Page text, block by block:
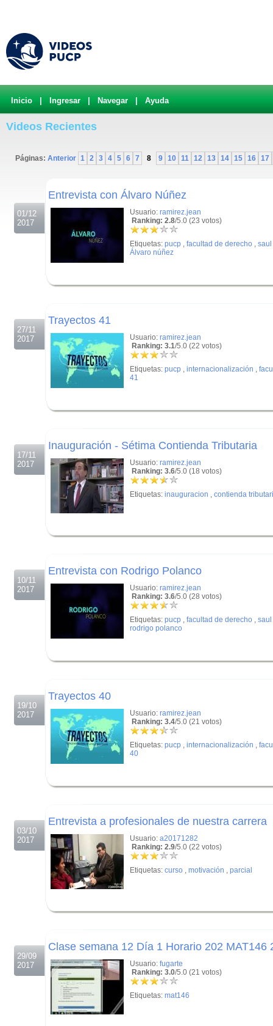
Inicio Ingresar Navegar Ayuda
Videos Recientes
Páginas: Anterior 1 2 3 4 5 6 7 8 9 10 11 12 13 14 15 16 17
01/12
2017
Entrevista con Álvaro Núñez
Usuario: ramirez.jean
Ranking: 2.8/5.0 (23 votos)
Etiquetas: pucp , facultad de derecho ,
Álvaro núñez
27/11
2017
Trayectos 41
Usuario: ramirez.jean
Ranking: 3.1/5.0 (22 votos)
Etiquetas: pucp , internacionalización ,
41
17/11
2017
Inauguración - Sétima Contienda Tributaria
Usuario: ramirez.jean
Ranking: 3.6/5.0 (18 votos)
Etiquetas: inauguracion , contienda
10/11
2017
Entrevista con Rodrigo Polanco
Usuario: ramirez.jean
Ranking: 3.6/5.0 (28 votos)
Etiquetas: pucp , facultad de derecho ,
rodrigo polanco
19/10
2017
Trayectos 40
Usuario: ramirez.jean
Ranking: 3.4/5.0 (21 votos)
Etiquetas: pucp , internacionalización ,
40
03/10
2017
Entrevista a profesionales de nuestra carrera
Usuario: a20171282
Ranking: 2.9/5.0 (22 votos)
Etiquetas: curso , motivación , parcial
29/09
2017
Clase semana 12 Día 1 Horario 202 MAT146
Usuario: fugarte
Ranking: 3.0/5.0 (21 votos)
Etiquetas: mat146